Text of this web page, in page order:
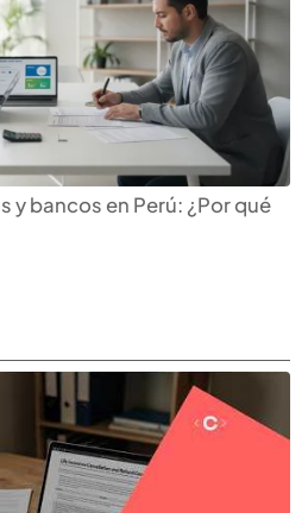
y bancos en Perú: ¿Por qué